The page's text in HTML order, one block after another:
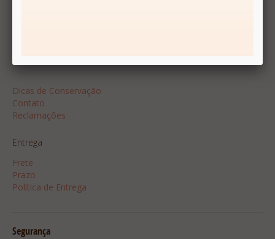
Dicas de Conservação
Contato
Reclamações
Entrega
Frete
Prazo
Política de Entrega
Segurança